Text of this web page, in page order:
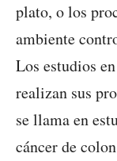
plato, o los
ambiente
Los estudios
realizan sus
se llama en
cáncer de